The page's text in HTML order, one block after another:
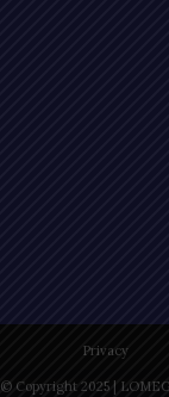
Privacy
© Copyright 2025 |